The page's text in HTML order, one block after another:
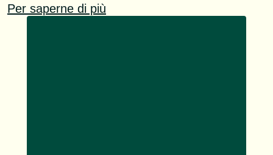
Per saperne di più